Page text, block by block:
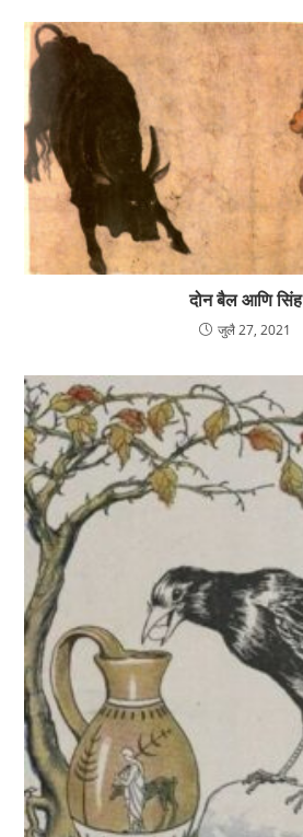
दोन बैल आणि सिंह
जुलै 27, 2021